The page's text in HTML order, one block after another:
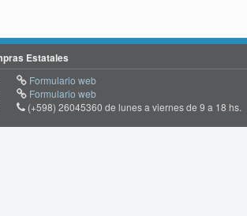
Estatales
Formulario web
Formulario web
(+598) 26045360 de lunes a viernes de 9 a 18 hs.